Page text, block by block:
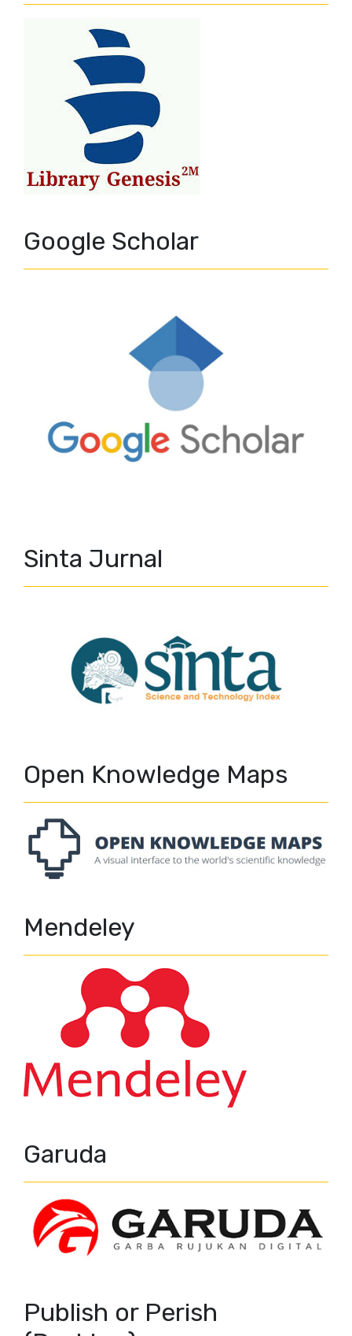
Google Scholar
Sinta Jurnal
Open Knowledge Maps
Mendeley
Garuda
Publish or Perish